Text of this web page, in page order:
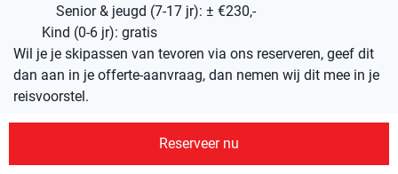
Senior & jeugd (7-17 jr): ± €230,-
Kind (0-6 jr): gratis
Wil je je skipassen van tevoren via ons reserveren, geef dit
dan aan in je offerte-aanvraag, dan nemen wij dit mee in je
reisvoorstel.
Reserveer nu